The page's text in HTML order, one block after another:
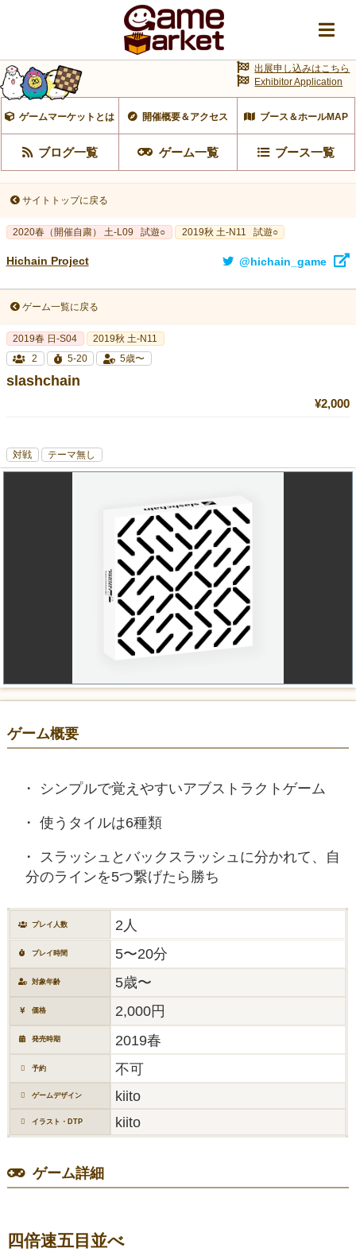
ゲームマーケットとは 開催概要＆アクセス ブース＆ホールMAP
ブログ一覧 ゲーム一覧 ブース一覧
出展申し込みはこちら
Exhibitor Application
サイトトップに戻る
2020春（開催自粛） 土-L09 試遊○ 2019秋 土-N11 試遊○
Hichain Project @hichain_game
ゲーム一覧に戻る
2019春 日-S04
2019秋 土-N11
2
5-20 5歳〜
slashchain
¥2,000
対戦 テーマ無し
ゲーム概要
シンプルで覚えやすいアブストラクトゲーム
使うタイルは6種類
スラッシュとバックスラッシュに分かれて、自
分のラインを5つ繋げたら勝ち
プレイ人数 2人
プレイ時間 5〜20分
対象年齢 5歳〜
価格 2,000円
発売時期 2019春
予約 不可
ゲームデザイン kiito
イラスト・DTP kiito
ゲーム詳細
四倍速五目並べ